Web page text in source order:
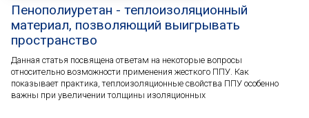
Пенополиуретан - теплоизоляционный
материал, позволяющий выигрывать
пространство
Данная статья посвящена ответам на некоторые вопросы
относительно возможности применения жесткого ППУ. Как
показывает практика, теплоизоляционные свойства ППУ особенно
важны при увеличении толщины изоляционных